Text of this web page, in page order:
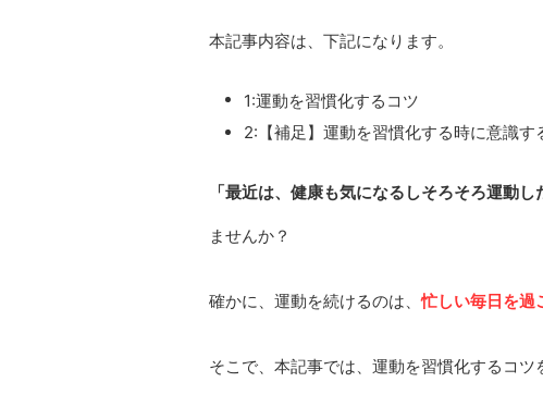
本記事内容は、下記になります。
1:運動を習慣化するコツ
2:【補足】運動を習慣化する時に意識す
「最近は、健康も気になるしそろそろ運動
ませんか？
確かに、運動を続けるのは、忙しい毎日を過
そこで、本記事では、運動を習慣化するコツ